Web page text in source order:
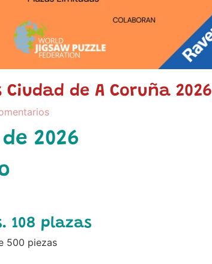
de A Coruña 2026
2026
108 plazas
500 piezas